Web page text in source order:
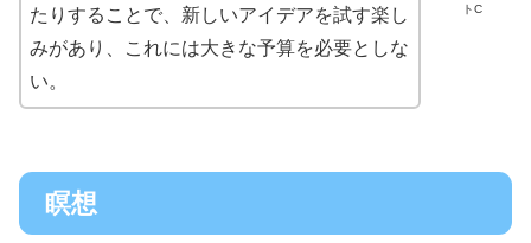
トC
たりすることで、新しいアイデアを試す楽し
みがあり、これには大きな予算を必要としな
い。
瞑想